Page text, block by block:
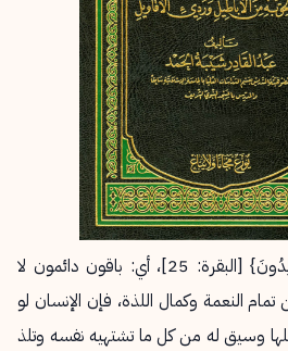
وقوله تعالى: {وَهُمْ فِيهَا خَالِدُونَ} [البقرة: 25]، أي: باقون دائمون لا
النعمة وكمال اللذة، فإن الإنسان لو
وسيق له من كل ما تشتهيه نفسه وتلذ